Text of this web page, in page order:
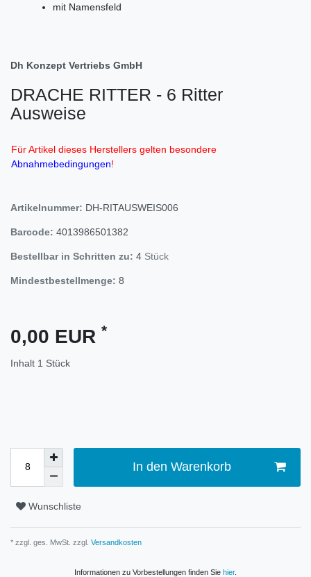
mit Namensfeld
Dh Konzept Vertriebs GmbH
DRACHE RITTER - 6 Ritter
Ausweise
Für Artikel dieses Herstellers gelten besondere
Abnahmebedingungen!
Artikelnummer: DH-RITAUSWEIS006
Barcode: 4013986501382
Bestellbar in Schritten zu: 4 Stück
Mindestbestellmenge: 8
0,00 EUR *
Inhalt 1 Stück
In den Warenkorb
Wunschliste
* zzgl. ges. MwSt. zzgl. Versandkosten
Informationen zu Vorbestellungen finden Sie hier.